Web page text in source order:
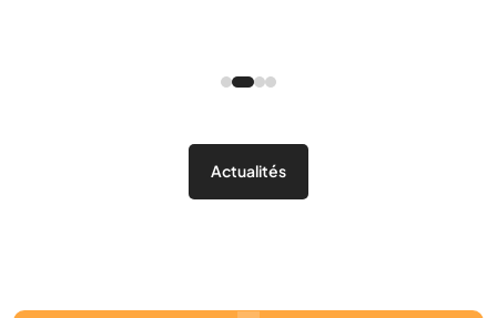
Actualités